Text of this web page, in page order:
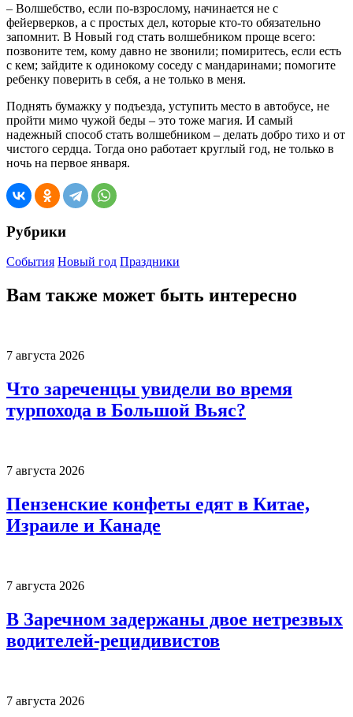
– Волшебство, если по‑взрослому, начинается не с
фейерверков, а с простых дел, которые кто-то обязательно
запомнит. В Новый год стать волшебником проще всего:
позвоните тем, кому давно не звонили; помиритесь, если есть
с кем; зайдите к одинокому соседу с мандаринами; помогите
ребенку поверить в себя, а не только в меня.
Поднять бумажку у подъезда, уступить место в автобусе, не
пройти мимо чужой беды – это тоже магия. И самый
надежный способ стать волшебником – делать добро тихо и от
чистого сердца. Тогда оно работает круглый год, не только в
ночь на первое января.
Рубрики
События Новый год Праздники
Вам также может быть интересно
7 августа 2026
Что зареченцы увидели во время
турпохода в Большой Вьяс?
7 августа 2026
Пензенские конфеты едят в Китае,
Израиле и Канаде
7 августа 2026
В Заречном задержаны двое нетрезвых
водителей-рецидивистов
7 августа 2026